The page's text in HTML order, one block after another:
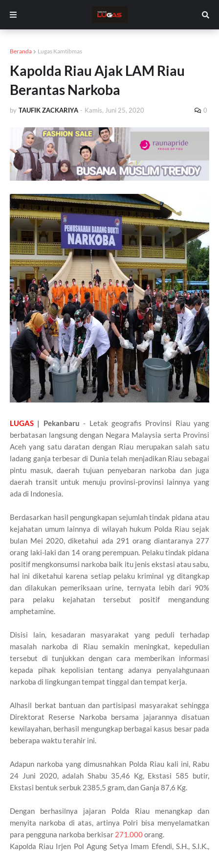
Beranda Lugas Kamtibmas
Kapolda Riau Ajak LAM Riau
Berantas Narkoba
by TAUFIK ZACKARIYA - Kamis, Juni 25, 2020 0
LUGAS | Pekanbaru - Letak geografis Provinsi Riau yang
berbatasan langsung dengan Negara Malaysia serta Provinsi
Aceh yang satu daratan dengan Riau merupakan salah satu
ladang ganja terbesar di Dunia telah menjadikan Riau sebagai
pintu masuk, daerah tujuan penyebaran narkoba dan juga
daerah transit untuk menuju provinsi-provinsi lainnya yang
ada di Indonesia.
Berdasarkan hasil pengungkapan sejumlah tindak pidana atau
kejahatan umum lainnya di wilayah hukum Polda Riau sejak
bulan Mei 2020, diketahui ada 291 orang diantaranya 277
orang laki-laki dan 14 orang perempuan. Pelaku tindak pidana
positif mengkonsumsi narkoba baik itu jenis ekstasi atau sabu,
hal ini diketahui karena setiap pelaku kriminal yg ditangkap
dan dilakukan pemeriksaan urine, ternyata lebih dari 90%
para pelaku kejahatan tersebut positif mengandung
amphetamine.
Disisi lain, kesadaran masyarakat yang peduli terhadap
masalah narkoba di Riau semakin meningkat, kepedulian
tersebut di tunjukkan dengan cara memberikan informasi
kepada pihak kepolisian tentang adanya penyalahgunaan
narkoba di lingkungan tempat tinggal dan tempat kerja.
Alhasil berkat bantuan dan partisipasi masyarakat sehingga
Direktorat Reserse Narkoba bersama jajarannya disatuan
kewilayahan, berhasil mengungkap berbagai kasus besar pada
beberapa waktu terahir ini.
Adapun narkoba yang dimusnahkan Polda Riau kali ini, Rabu
24 Juni 2020, adalah Shabu 35,46 Kg, Ekstasi 585 butir,
Ekstasi bentuk serbuk 2385,5 gram, dan Ganja 87,6 Kg.
Dengan berhasilnya jajaran Polda Riau menangkap dan
menyita narkoba di atas, artinya Polri bisa menyelamatkan
para pengguna narkoba berkisar 271.000orang.
Kapolda Riau Irjen Pol Agung Setya Imam Efendi, S.H., S.I.K.,